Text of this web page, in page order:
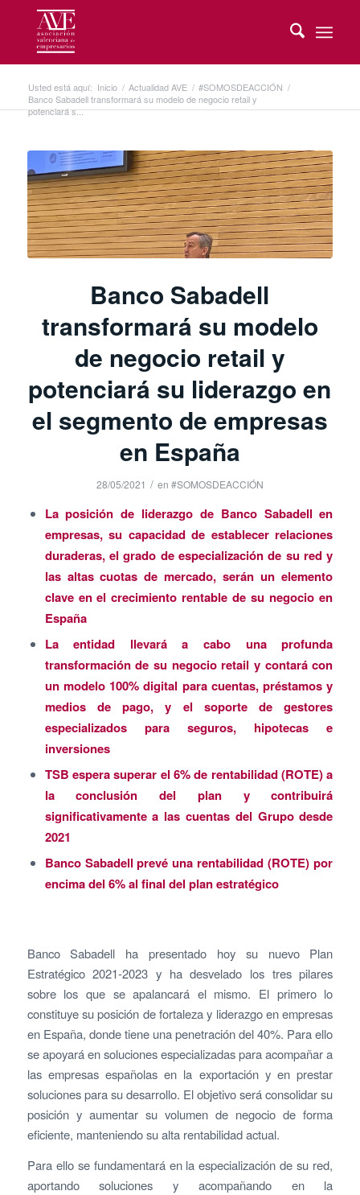
Usted está aquí: Inicio / Actualidad AVE / #SOMOSDEACCIÓN /
Banco Sabadell transformará su modelo de negocio retail y
potenciará s...
Banco Sabadell
transformará su modelo
de negocio retail y
potenciará su liderazgo en
el segmento de empresas
en España
28/05/2021 / en #SOMOSDEACCIÓN
La posición de liderazgo de Banco Sabadell en
empresas, su capacidad de establecer relaciones
duraderas, el grado de especialización de su red y
las altas cuotas de mercado, serán un elemento
clave en el crecimiento rentable de su negocio en
España
La entidad llevará a cabo una profunda
transformación de su negocio retail y contará con
un modelo 100% digital para cuentas, préstamos y
medios de pago, y el soporte de gestores
especializados para seguros, hipotecas e
inversiones
TSB espera superar el 6% de rentabilidad (ROTE) a
la conclusión del plan y contribuirá
significativamente a las cuentas del Grupo desde
2021
Banco Sabadell prevé una rentabilidad (ROTE) por
encima del 6% al final del plan estratégico
Banco Sabadell ha presentado hoy su nuevo Plan
Estratégico 2021-2023 y ha desvelado los tres pilares
sobre los que se apalancará el mismo. El primero lo
constituye su posición de fortaleza y liderazgo en empresas
en España, donde tiene una penetración del 40%. Para ello
se apoyará en soluciones especializadas para acompañar a
las empresas españolas en la exportación y en prestar
soluciones para su desarrollo. El objetivo será consolidar su
posición y aumentar su volumen de negocio de forma
eficiente, manteniendo su alta rentabilidad actual.
Para ello se fundamentará en la especialización de su red,
aportando soluciones y acompañando en la